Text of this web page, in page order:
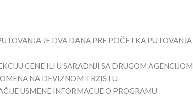
JE DVA DANA PRE POČETKA PUTOVANJA
CENE ILI U SARADNJI SA DRUGOM AGENCIJOM
NA DEVIZNOM TRŽIŠTU
USMENE INFORMACIJE O PROGRAMU